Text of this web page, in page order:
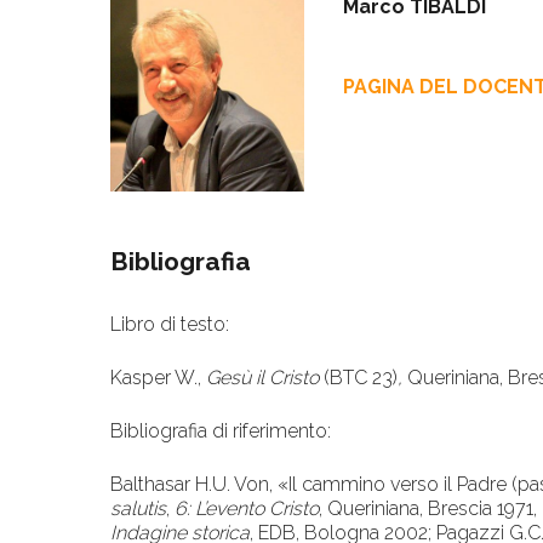
Marco TIBALDI
PAGINA DEL
Bibliografia
Libro di testo:
Kasper W., Gesù il Cristo (BTC 23), Queriniana,
Bibliografia di riferimento:
Balthasar H.U. Von, «Il cammino verso il Padre
salutis, 6: L’evento Cristo, Queriniana, Brescia
Indagine storica, EDB, Bologna 2002; Pagazzi